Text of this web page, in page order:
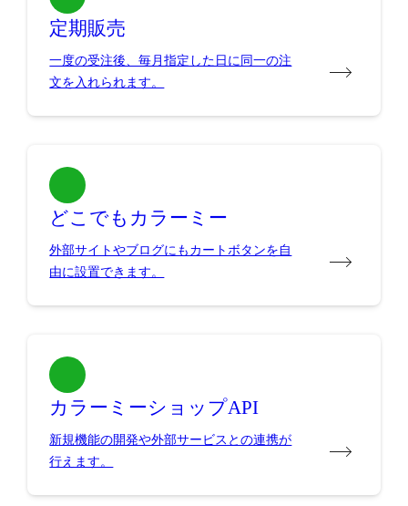
定期販売
一度の受注後、毎月指定した日に同一の注
文を入れられます。
どこでもカラーミー
外部サイトやブログにもカートボタンを自
由に設置できます。
カラーミーショップAPI
新規機能の開発や外部サービスとの連携が
行えます。